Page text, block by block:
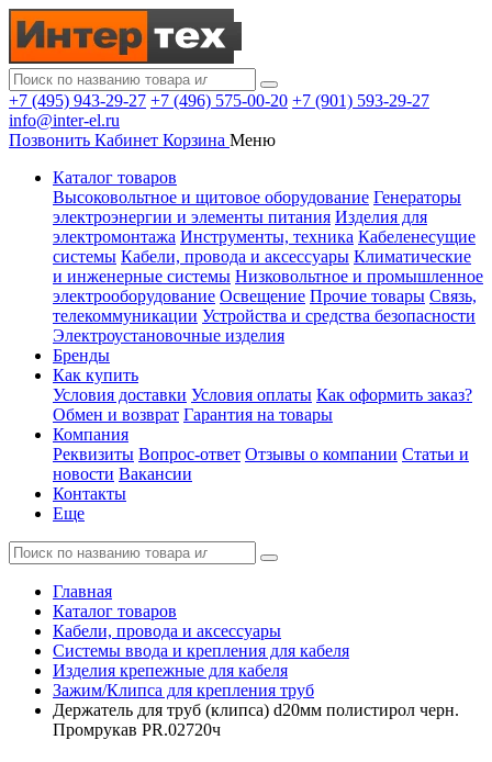
+7 (495) 943-29-27 +7 (496) 575-00-20 +7 (901) 593-29-27
info@inter-el.ru
Позвонить Кабинет Корзина Меню
Каталог товаров
Высоковольтное и щитовое оборудование Генераторы
электроэнергии и элементы питания Изделия для
электромонтажа Инструменты, техника Кабеленесущие
системы Кабели, провода и аксессуары Климатические
и инженерные системы Низковольтное и промышленное
электрооборудование Освещение Прочие товары Связь,
телекоммуникации Устройства и средства безопасности
Электроустановочные изделия
Бренды
Как купить
Условия доставки Условия оплаты Как оформить заказ?
Обмен и возврат Гарантия на товары
Компания
Реквизиты Вопрос-ответ Отзывы о компании Статьи и
новости Вакансии
Контакты
Еще
Главная
Каталог товаров
Кабели, провода и аксессуары
Системы ввода и крепления для кабеля
Изделия крепежные для кабеля
Зажим/Клипса для крепления труб
Держатель для труб (клипса) d20мм полистирол черн.
Промрукав PR.02720ч